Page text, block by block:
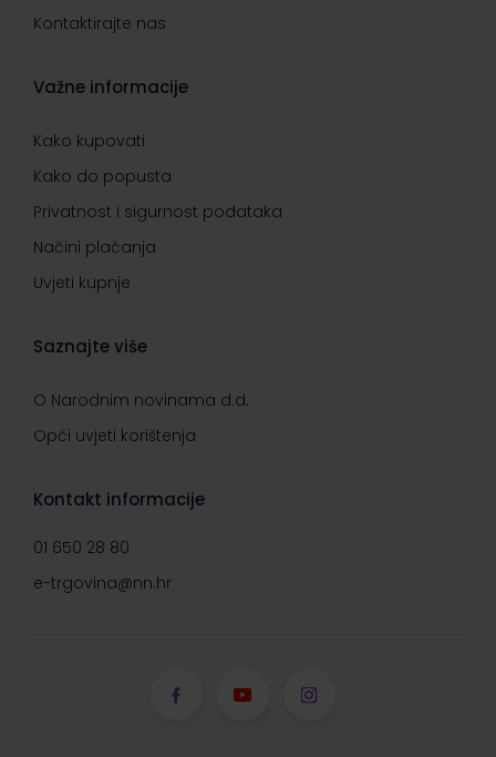
Kontaktirajte nas
Važne informacije
Kako kupovati
Kako do popusta
Privatnost i sigurnost podataka
Načini plaćanja
Uvjeti kupnje
Saznajte više
O Narodnim novinama d.d.
Opći uvjeti korištenja
Kontakt informacije
01 650 28 80
e-trgovina@nn.hr